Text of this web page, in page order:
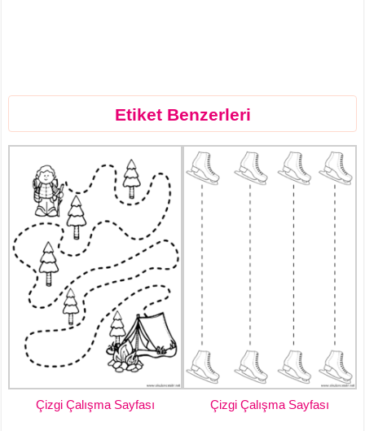
Etiket Benzerleri
Çizgi Çalışma Sayfası Çizgi Çalışma Sayfası